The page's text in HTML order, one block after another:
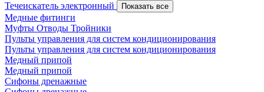
Течеискатель электронный
Показать все
Медные фитинги
Муфты Отводы Тройники
Пульты управления для систем кондиционирования
Пульты управления для систем кондиционирования
Медный припой
Медный припой
Сифоны дренажные